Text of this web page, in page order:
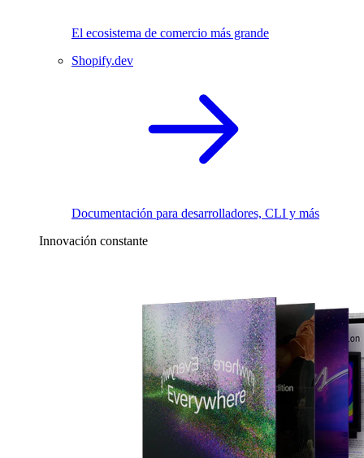
El ecosistema de comercio más grande
Shopify.dev
Documentación para desarrolladores, CLI y más
Innovación constante